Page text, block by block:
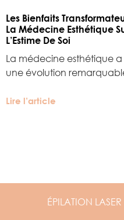
Les Bienfaits
La Médecine Esthétique
L’Estime De Soi
La médecine esthétique
une évolution
Lire l’article
ÉPILATION LASER